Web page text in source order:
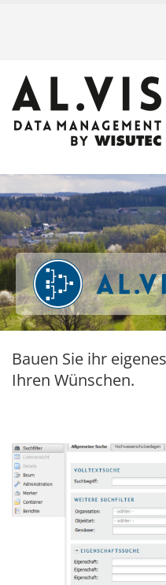
Bauen Sie ihr
Ihren Wünschen.